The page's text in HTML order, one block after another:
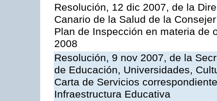
Resolución, 12 dic 2007, de la
Canario de la Salud de la
Plan de Inspección en materia de
2008
Resolución, 9 nov 2007, de la
de Educación, Universidades,
Carta de Servicios
Infraestructura Educativa